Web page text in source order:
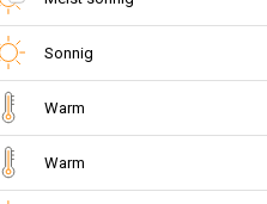
Sonnig
Warm
Warm